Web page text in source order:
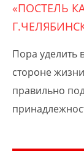
«ПОСТЕЛЬ
Пора уделить
стороне
правильно